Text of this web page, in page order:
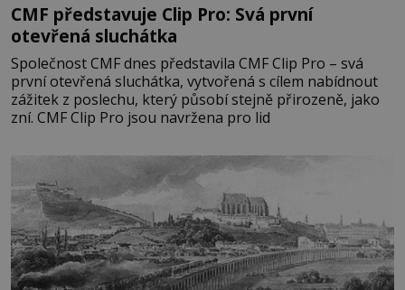
CMF představuje Clip Pro: Svá první
otevřená sluchátka
Společnost CMF dnes představila CMF Clip Pro – svá
první otevřená sluchátka, vytvořená s cílem nabídnout
zážitek z poslechu, který působí stejně přirozeně, jako
zní. CMF Clip Pro jsou navržena pro lid